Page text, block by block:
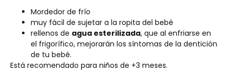
Mordedor de frío
muy fácil de sujetar a la ropita del bebé
rellenos de agua esterilizada, que al enfriarse en
el frigorífico, mejorarán los síntomas de la dentición
de tu bebé.
Está recomendado para niños de +3 meses.